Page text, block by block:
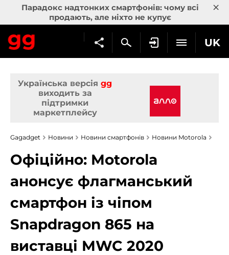
Парадокс надтонких смартфонів: чому всі
продають, але ніхто не купує
×
UK
Українська версія gg
виходить за
підтримки
маркетплейсу
Gagadget Новини Новини смартфонів Новини Motorola
Офіційно: Motorola
анонсує флагманський
смартфон із чіпом
Snapdragon 865 на
виставці MWC 2020